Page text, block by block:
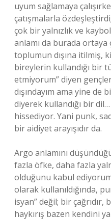
uyum sağlamaya
çatışmalarla
çok bir yalnızlık ve
anlamı da burada ortaya
toplumun dışına itilmiş,
bireylerin kullandığı bir
etmiyorum” diyen
dışındayım ama yine
diyerek kullandığı bir
hissediyor. Yani punk,
bir aidiyet arayışıdır da.
Argo anlamını
fazla öfke, daha fazla
olduğunu kabul
olarak kullanıldığında,
isyan” değil; bir çağrıdır,
haykırış bazen kendini